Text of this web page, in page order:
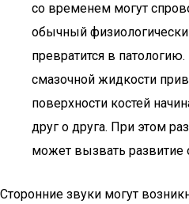
со временем могут
обычный
превратится в
смазочной жидкости
поверхности костей
друг о друга. При этом
может вызвать развитие
Сторонние звуки могут